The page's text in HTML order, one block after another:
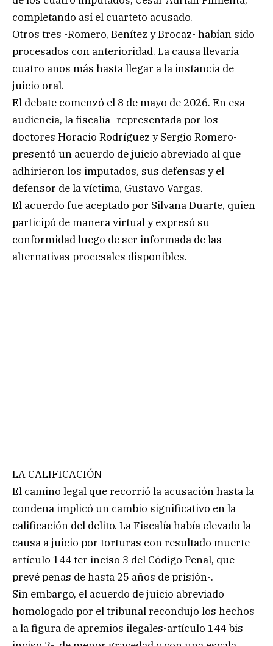
completando así el cuarteto acusado.
Otros tres -Romero, Benítez y Brocaz- habían sido
procesados con anterioridad. La causa llevaría
cuatro años más hasta llegar a la instancia de
juicio oral.
El debate comenzó el 8 de mayo de 2026. En esa
audiencia, la fiscalía -representada por los
doctores Horacio Rodríguez y Sergio Romero-
presentó un acuerdo de juicio abreviado al que
adhirieron los imputados, sus defensas y el
defensor de la víctima, Gustavo Vargas.
El acuerdo fue aceptado por Silvana Duarte, quien
participó de manera virtual y expresó su
conformidad luego de ser informada de las
alternativas procesales disponibles.
LA CALIFICACIÓN
El camino legal que recorrió la acusación hasta la
condena implicó un cambio significativo en la
calificación del delito. La Fiscalía había elevado la
causa a juicio por torturas con resultado muerte -
artículo 144 ter inciso 3 del Código Penal, que
prevé penas de hasta 25 años de prisión-.
Sin embargo, el acuerdo de juicio abreviado
homologado por el tribunal recondujo los hechos
a la figura de apremios ilegales-artículo 144 bis